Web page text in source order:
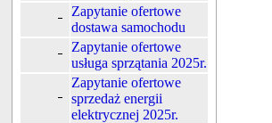
Zapytanie ofertowe
dostawa samochodu
Zapytanie ofertowe
usługa sprzątania 2025r.
Zapytanie ofertowe
sprzedaż energii
elektrycznej 2025r.